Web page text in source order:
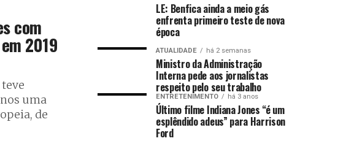
com
2019
uma
de
LE: Benfica ainda a meio gás
enfrenta primeiro teste de nova
época
ATUALIDADE há 2 semanas
Ministro da Administração
Interna pede aos jornalistas
respeito pelo seu trabalho
ENTRETENIMENTO há 3 anos
Último filme Indiana Jones “é um
esplêndido adeus” para Harrison
Ford